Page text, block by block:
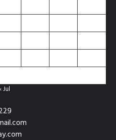
Jul